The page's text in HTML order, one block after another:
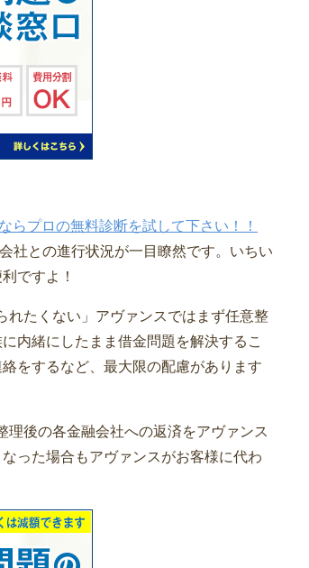
らプロの無料診断を試して下さい！！
社との進行状況が一目瞭然です。いちい
ですよ！
れたくない」アヴァンスではまず任意整
内緒にしたまま借金問題を解決するこ
をするなど、最大限の配慮があります
理後の各金融会社への返済をアヴァンス
った場合もアヴァンスがお客様に代わ